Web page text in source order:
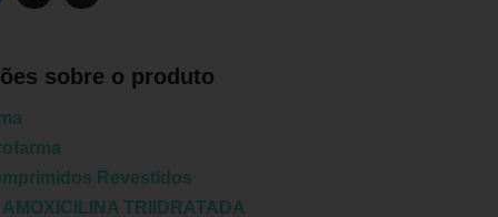
sobre o produto
Revestidos
AMOXICILINA TRIIDRATADA